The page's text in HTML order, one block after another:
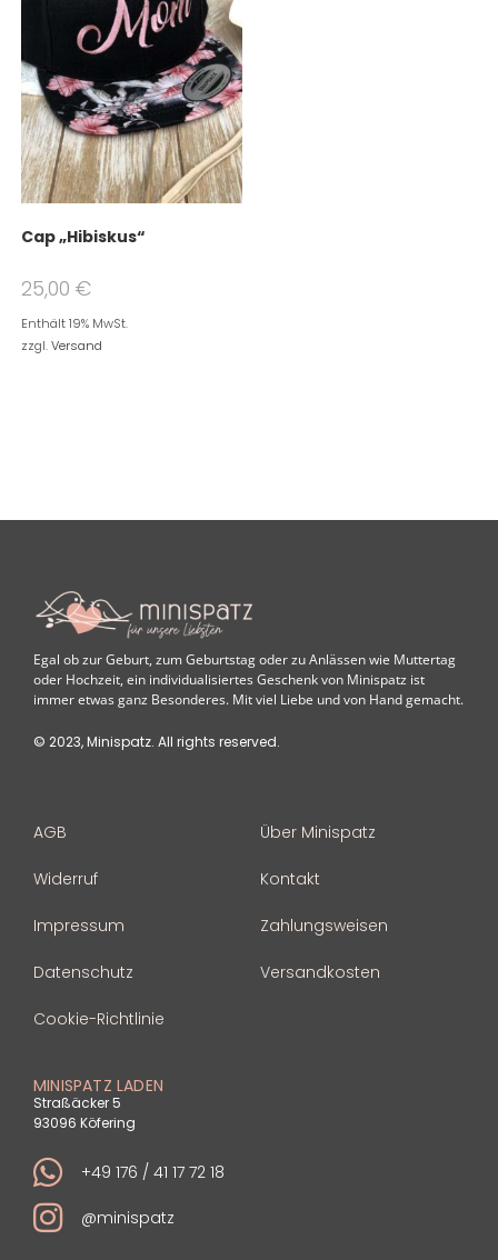
Cap „Hibiskus“
25,00 €
Enthält 19% MwSt.
zzgl.Versand
Egal ob zur Geburt, zum Geburtstag oder zu Anlässen wie Muttertag
oder Hochzeit, ein individualisiertes Geschenk von Minispatz ist
immer etwas ganz Besonderes. Mit viel Liebe und von Hand gemacht.
© 2023, Minispatz. All rights reserved.
AGB
Widerruf
Impressum
Datenschutz
Cookie-Richtlinie
Über Minispatz
Kontakt
Zahlungsweisen
Versandkosten
MINISPATZ LADEN
Straßäcker 5
93096 Köfering
+49 176 / 41 17 72 18
@minispatz